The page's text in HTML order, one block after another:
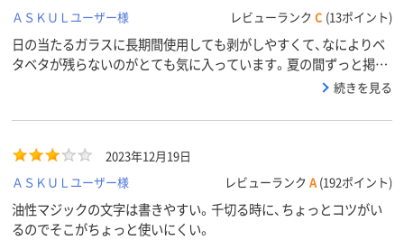
ＡＳＫＵＬユーザー様 レビューランク C (13ポイント)
日の当たるガラスに長期間使用しても剥がしやすくて、なによりベ
タベタが残らないのがとても気に入っています。夏の間ずっと掲示
物を貼るのに使用していましたが、きれいに剥がれて、後がのこりま
続きを見る
2023年12月19日
ＡＳＫＵＬユーザー様
レビューランク A (192ポイント)
油性マジックの文字は書きやすい。千切る時に、ちょっとコツがい
るのでそこがちょっと使いにくい。